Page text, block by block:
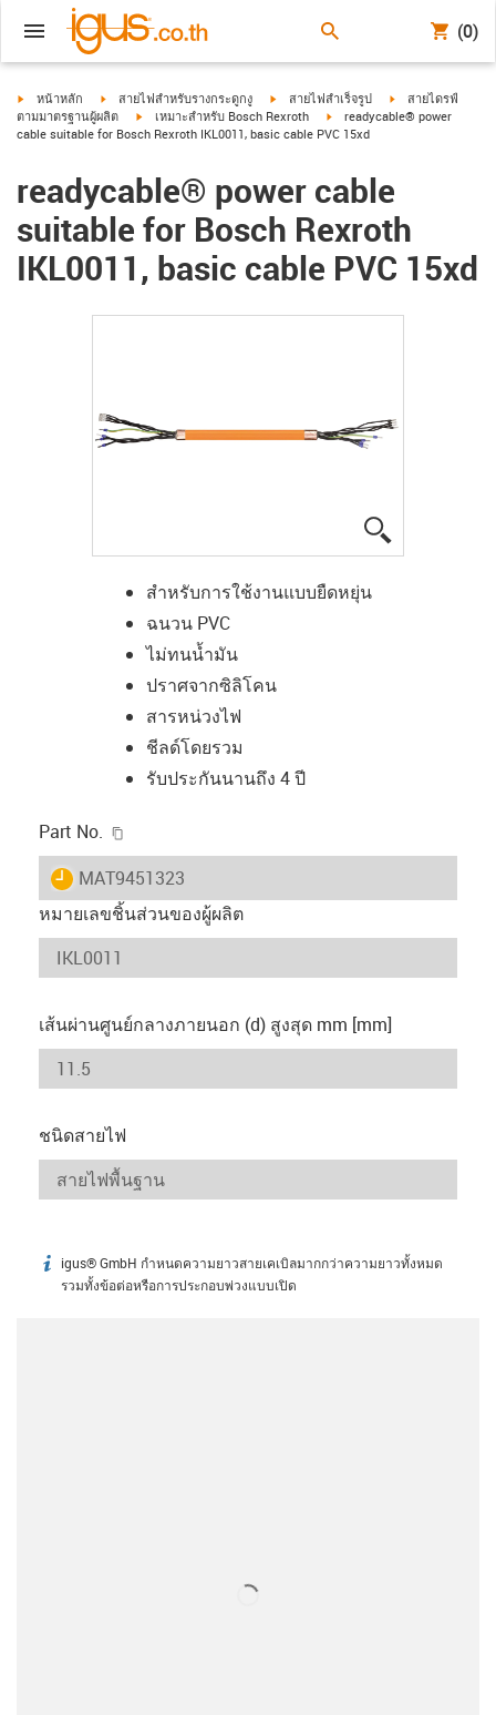
(0)
igus-icon-arrow-right
หน้าหลัก igus-icon-arrow-right
สายไฟสำหรับรางกระดูกงู igus-icon-arrow-right
สายไฟสำเร็จรูป igus-icon-arrow-
สายไดรฟ์
ตามมาตรฐานผู้ผลิต
igus-icon-arrow-right
เหมาะสำหรับ Bosch Rexroth igus-icon-arrow-right
readycable® power
cable suitable for Bosch Rexroth IKL0011, basic cable PVC 15xd
readycable® power cable
suitable for Bosch Rexroth
IKL0011, basic cable PVC 15xd
สำหรับการใช้งานแบบยืดหยุ่น
ฉนวน PVC
ไม่ทนน้ำมัน
ปราศจากซิลิโคน
สารหน่วงไฟ
ชีลด์โดยรวม
รับประกันนานถึง 4 ปี
Part No.
igus-icon-lieferzeit
MAT9451323
หมายเลขชิ้นส่วนของผู้ผลิต
เส้นผ่านศูนย์กลางภายนอก (d) สูงสุด mm [mm]
ชนิดสายไฟ
igus-icon-info
igus® GmbH กำหนดความยาวสายเคเบิลมากกว่าความยาวทั้งหมด
รวมทั้งข้อต่อหรือการประกอบพ่วงแบบเปิด